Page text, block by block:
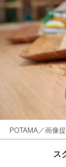
​POTAMA／画像
ス